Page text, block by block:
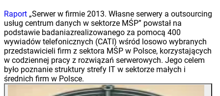
Raport „Serwer w firmie 2013. Własne serwery a outsourcing
usług centrum danych w sektorze MŚP” powstał na
podstawie badaniazrealizowanego za pomocą 400
wywiadów telefonicznych (CATI) wśród losowo wybranych
przedstawicieli firm z sektora MŚP w Polsce, korzystających
w codziennej pracy z rozwiązań serwerowych. Jego celem
było poznanie struktury strefy IT w sektorze małych i
średnich firm w Polsce.